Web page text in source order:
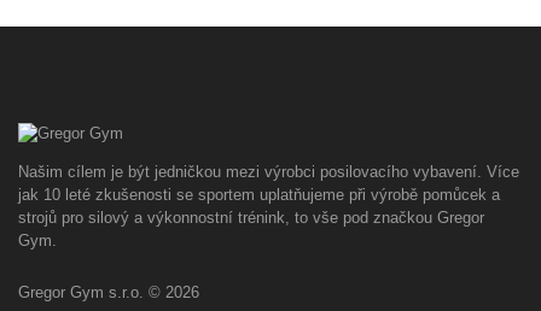
Našim cílem je být jedničkou mezi výrobci posilovacího vybavení. Více
jak 10 leté zkušenosti se sportem uplatňujeme při výrobě pomůcek a
strojů pro silový a výkonnostní trénink, to vše pod značkou Gregor
Gym.
Gregor Gym s.r.o. © 2026